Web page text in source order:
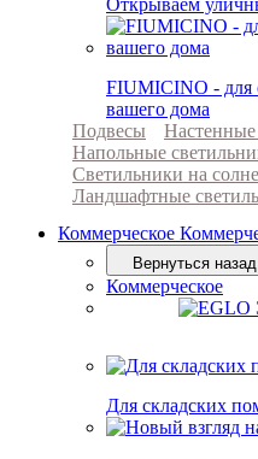
Открываем
FIUMICINO - для
вашего дома
Подвесы
Настенные
Напольные
Светильники на
Ландшафтные
Коммерческое
Вернуться назад
Коммерческое
Для складских